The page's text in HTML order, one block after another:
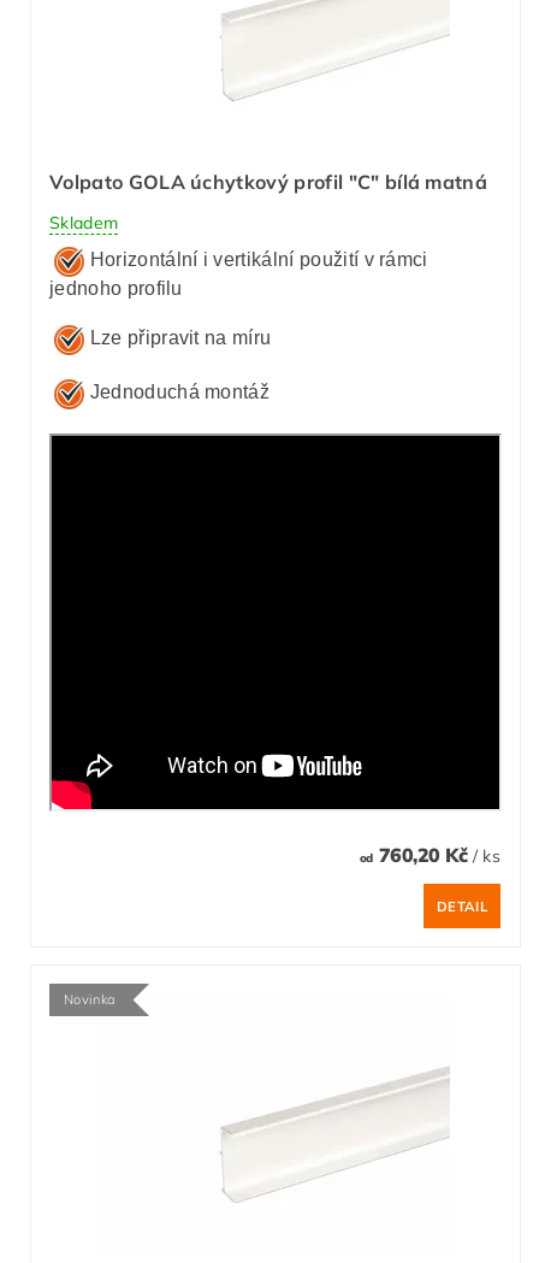
Volpato GOLA úchytkový profil "C" bílá matná
Skladem
Horizontální i vertikální použití v rámci
jednoho profilu
Lze připravit na míru
Jednoduchá montáž
od 760,20 Kč / ks
DETAIL
Novinka